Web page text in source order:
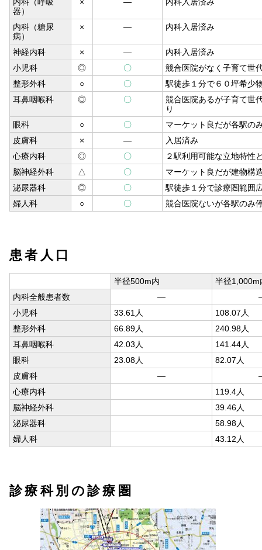
器）
内科（糖尿
病）
× ― 内科入居済み
神経内科 × ―
内科入居済み
小児科
◎ 〇
競合医院がなく子育て世
整形外科
○ 〇
駅徒歩１分で６０坪希少
耳鼻咽喉科
◎ 〇
競合医院あるが子育て世
り
眼科
○ 〇
マーケット良だが各駅の
皮膚科
× ―
入居済み
心療内科
◎ 〇
２駅利用可能な立地特性
脳神経外科
△ 〇
マーケット良だが建物構
泌尿器科
◎ 〇
駅徒歩１分で診療圏範囲
婦人科
○ 〇 競合医院ないが各駅のみ
患者人口
半径500m内
半径1,000m
内科全般患者数
―
小児科
33.61人
108.07人
整形外科
66.89人
240.98人
耳鼻咽喉科
42.03人
141.44人
眼科
23.08人
82.07人
皮膚科
―
心療内科
119.4人
脳神経外科
39.46人
泌尿器科
58.98人
婦人科
43.12人
診療科別の診療圏